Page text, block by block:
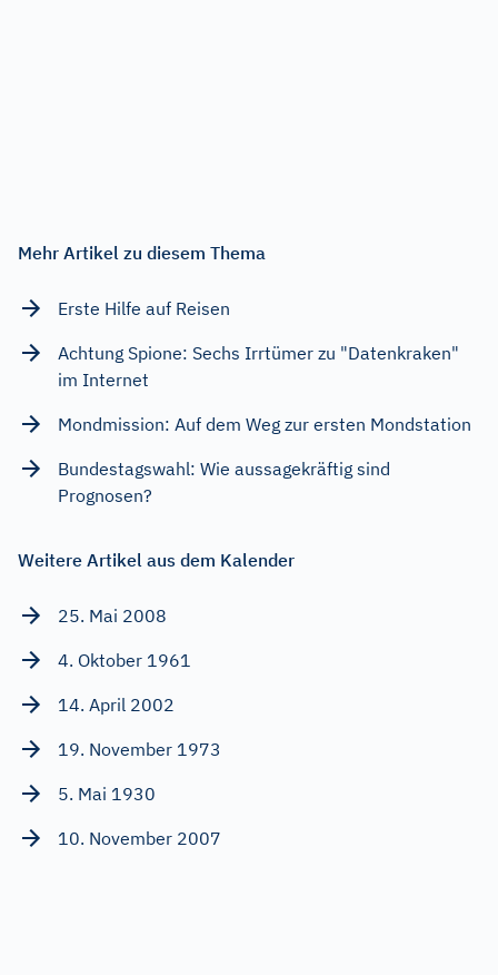
Mehr Artikel zu diesem Thema
Erste Hilfe auf Reisen
Achtung Spione: Sechs Irrtümer zu "Datenkraken"
im Internet
Mondmission: Auf dem Weg zur ersten Mondstation
Bundestagswahl: Wie aussagekräftig sind
Prognosen?
Weitere Artikel aus dem Kalender
25. Mai 2008
4. Oktober 1961
14. April 2002
19. November 1973
5. Mai 1930
10. November 2007